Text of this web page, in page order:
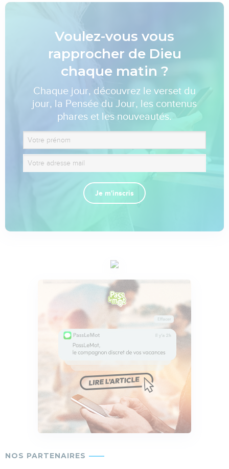
Voulez-vous vous
rapprocher de Dieu
chaque matin ?
Chaque jour, découvrez le verset du
jour, la Pensée du Jour, les contenus
phares et les nouveautés.
Je m'inscris